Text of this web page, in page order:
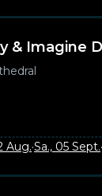
& Imagine
Aug.·Sa., 05 Sept.·